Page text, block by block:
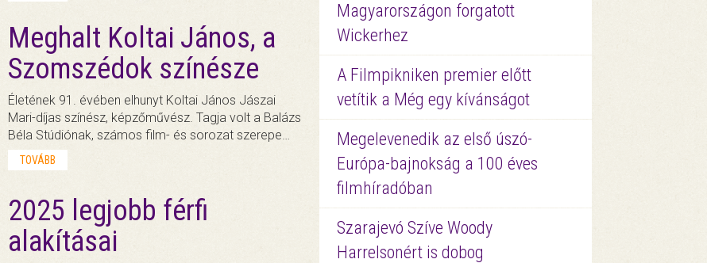
Meghalt Koltai János, a
Szomszédok színésze
Életének 91. évében elhunyt Koltai János Jászai
Mari-díjas színész, képzőművész. Tagja volt a Balázs
Béla Stúdiónak, számos film- és sorozat szerepe…
TOVÁBB
2025 legjobb férfi
alakításai
Magyarországon forgatott
Wickerhez
A Filmpikniken premier előtt
vetítik a Még egy kívánságot
Megelevenedik az első úszó-
Európa-bajnokság a 100 éves
filmhíradóban
Szarajevó Szíve Woody
Harrelsonért is dobog